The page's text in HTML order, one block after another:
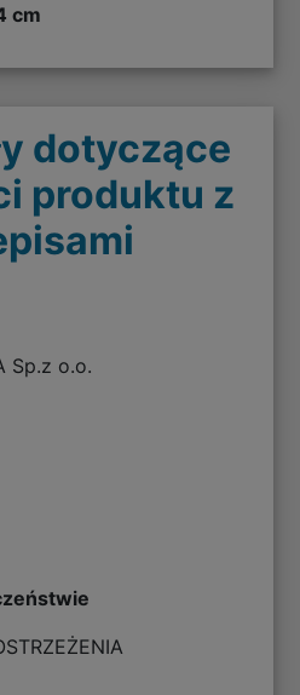
cm
dotyczące
produktu z
Sp.z o.o.